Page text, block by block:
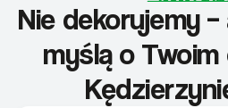
Nie dekorujemy
myślą o